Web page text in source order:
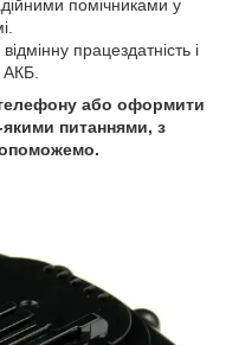
помічниками у
працездатність і
АКБ.
або оформити
якими питаннями, з